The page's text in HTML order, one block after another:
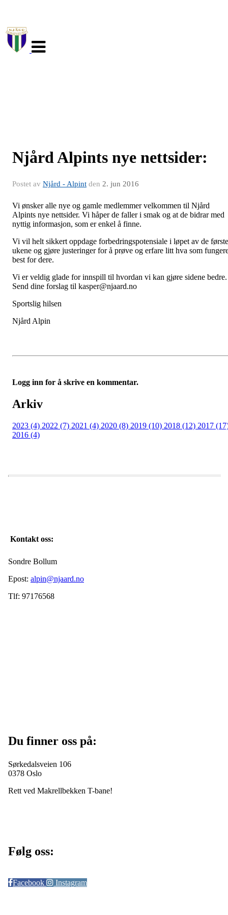
navigasjon
Njård Alpints nye nettsider:
Postet av Njård - Alpint den 2. jun 2016
Vi ønsker alle nye og gamle medlemmer velkommen til Njård
Alpints nye nettsider. Vi håper de faller i smak og at de bidrar med
nyttig informasjon, som er enkel å finne.
Vi vil helt sikkert oppdage forbedringspotensiale i løpet av de første
ukene og gjøre justeringer for å prøve og erfare litt hva som
best for dere.
Vi er veldig glade for innspill til hvordan vi kan gjøre sidene bedre.
Send dine forslag til kasper@njaard.no
Sportslig hilsen
Njård Alpin
Logg inn for å skrive en kommentar.
Arkiv
2023 (4) 2022 (7) 2021 (4) 2020 (8) 2019 (10) 2018 (12) 2017
2016 (4)
Kontakt oss:
Sondre Bollum
Epost: alpin@njaard.no
Tlf: 97176568
Du finner oss på:
Sørkedalsveien 106
0378 Oslo
Rett ved Makrellbekken T-bane!
Følg oss:
Facebook Instagram